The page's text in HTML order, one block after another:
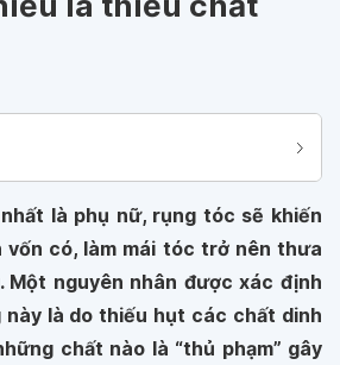
là phụ nữ, rụng tóc sẽ khiến
có, làm mái tóc trở nên thưa
Một nguyên nhân được xác định
này là do thiếu hụt các chất dinh
chất nào là “thủ phạm” gây